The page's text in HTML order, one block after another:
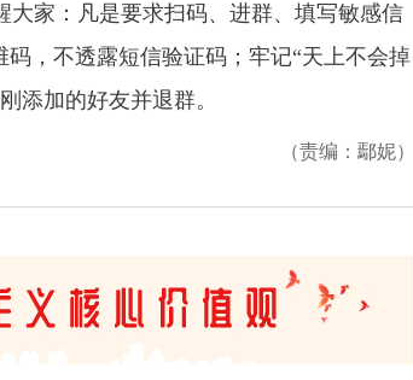
家：凡是要求扫码、进群、填写敏感信
，不透露短信验证码；牢记“天上不会掉
添加的好友并退群。
（责编：鄢妮）